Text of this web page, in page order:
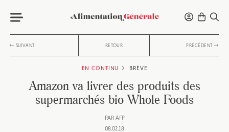
SUIVANT RETOUR PRÉCÉDENT
EN CONTINU BRÈVE
Amazon va livrer des produits des
supermarchés bio Whole Foods
PAR AFP
08.02.18